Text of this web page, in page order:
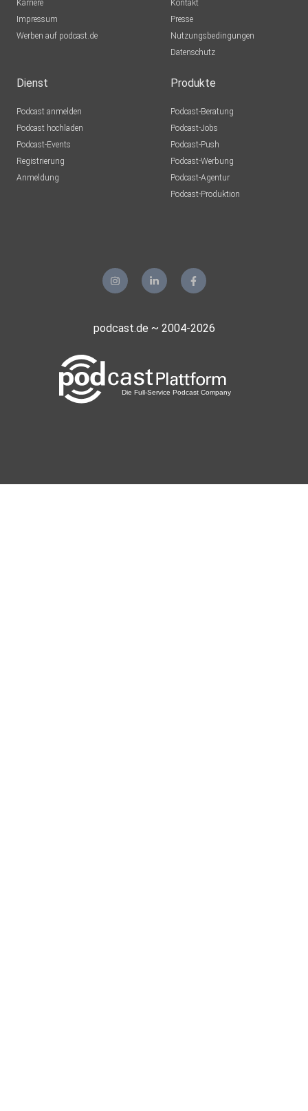
Karriere
Impressum
Werben auf podcast.de
Kontakt
Presse
Nutzungsbedingungen
Datenschutz
Dienst
Podcast anmelden
Podcast hochladen
Podcast-Events
Registrierung
Anmeldung
Produkte
Podcast-Beratung
Podcast-Jobs
Podcast-Push
Podcast-Werbung
Podcast-Agentur
Podcast-Produktion
podcast.de ~ 2004-2026